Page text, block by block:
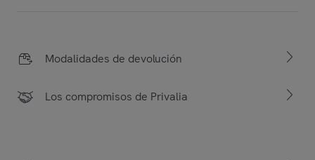
Modalidades de devolución
Los compromisos de Privalia